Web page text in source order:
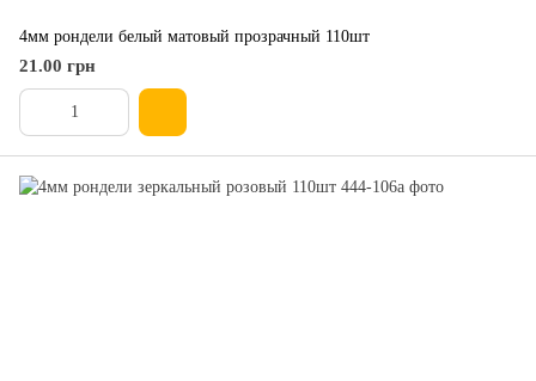
4мм рондели белый матовый прозрачный 110шт
21.00 грн